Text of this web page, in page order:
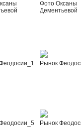
Фото Оксаны
Дементьевой
Рынок
Рынок